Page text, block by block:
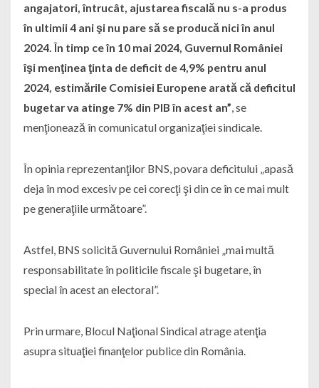
angajatori, întrucât, ajustarea fiscală nu s-a produs
în ultimii 4 ani şi nu pare să se producă nici în anul
2024. În timp ce în 10 mai 2024, Guvernul României
îşi menţinea ţinta de deficit de 4,9% pentru anul
2024, estimările Comisiei Europene arată că deficitul
bugetar va atinge 7% din PIB în acest an”, se
menţionează în comunicatul organizaţiei sindicale.
În opinia reprezentanţilor BNS, povara deficitului „apasă
deja în mod excesiv pe cei corecţi şi din ce în ce mai mult
pe generaţiile următoare”.
Astfel, BNS solicită Guvernului României „mai multă
responsabilitate în politicile fiscale şi bugetare, în
special în acest an electoral”.
Prin urmare, Blocul Naţional Sindical atrage atenţia
asupra situaţiei finanţelor publice din România.